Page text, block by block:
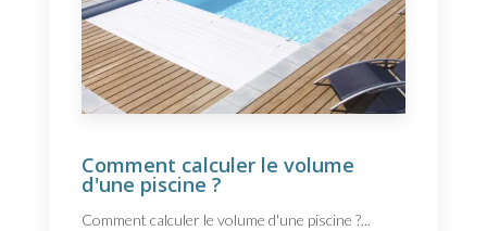
Comment calculer le volume
d'une piscine ?
Comment calculer le volume d'une piscine ?...